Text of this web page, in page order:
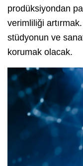
prodüksiyondan
verimliliği artırmak.
stüdyonun ve
korumak olacak.